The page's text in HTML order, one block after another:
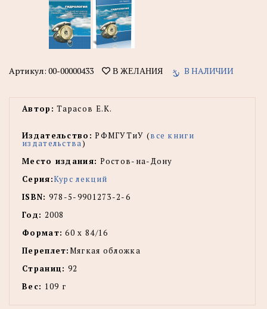
Артикул: 00-00000433 В ЖЕЛАНИЯ В НАЛИЧИИ
Автор: Тарасов Е.К.
Издательство: РФМГУТиУ (все книги
издательства)
Место издания: Ростов-на-Дону
Серия:Курс лекций
ISBN: 978-5-9901273-2-6
Год: 2008
Формат: 60 х 84/16
Переплет:Мягкая обложка
Страниц: 92
Вес: 109 г